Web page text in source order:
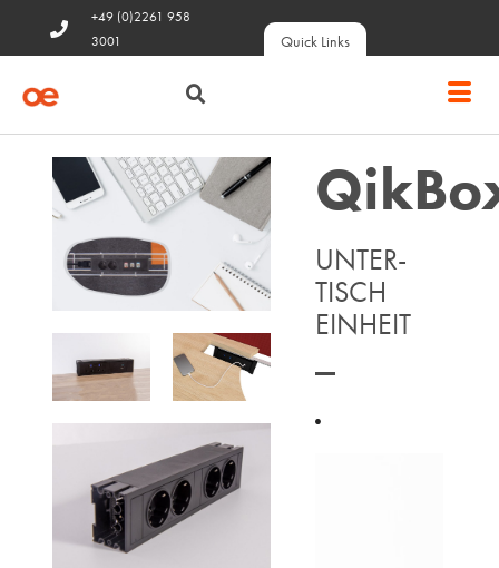
+49 (0)2261 958
3001
Quick Links
UNTER-
TISCH
EINHEIT